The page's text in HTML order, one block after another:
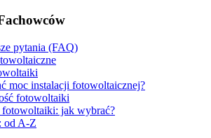
pytania (FAQ)
moc instalacji fotowoltaicznej?
fotowoltaiki
fotowoltaiki: jak wybrać?
od A-Z